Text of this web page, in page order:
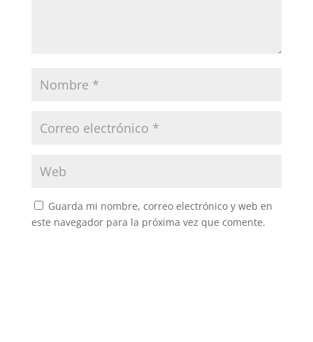
Guarda mi nombre, correo electrónico y web en
este navegador para la próxima vez que comente.